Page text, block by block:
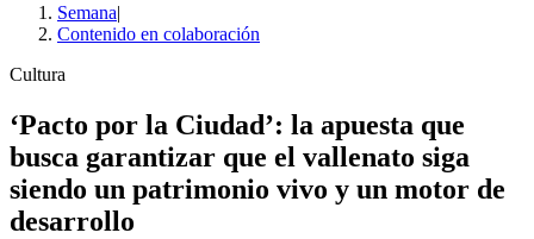
Semana|
Contenido en colaboración
Cultura
‘Pacto por la Ciudad’: la apuesta que
busca garantizar que el vallenato siga
siendo un patrimonio vivo y un motor de
desarrollo